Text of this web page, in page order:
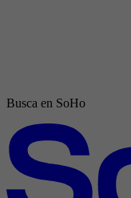
Busca en SoHo